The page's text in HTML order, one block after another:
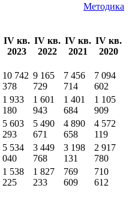
Методика
IV кв.
2023
IV кв.
2022
IV кв.
2021
IV кв.
2020
10 742
378
9 165
729
7 456
714
7 094
602
1 933
180
1 601
943
1 401
684
1 105
909
5 603
293
5 490
671
4 890
658
4 572
119
5 534
040
3 449
768
3 198
131
2 917
780
1 538
225
1 827
233
769
609
710
612